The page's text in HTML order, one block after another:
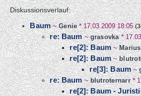
Diskussionsverlauf:
Baum~Genie*17.03.2009 18:05
re: Baum~grasovka*
re[2]: Baum~Marius
re[2]: Baum~
re[3]: Baum~
re: Baum~blutroternarr*
re[2]: Baum -